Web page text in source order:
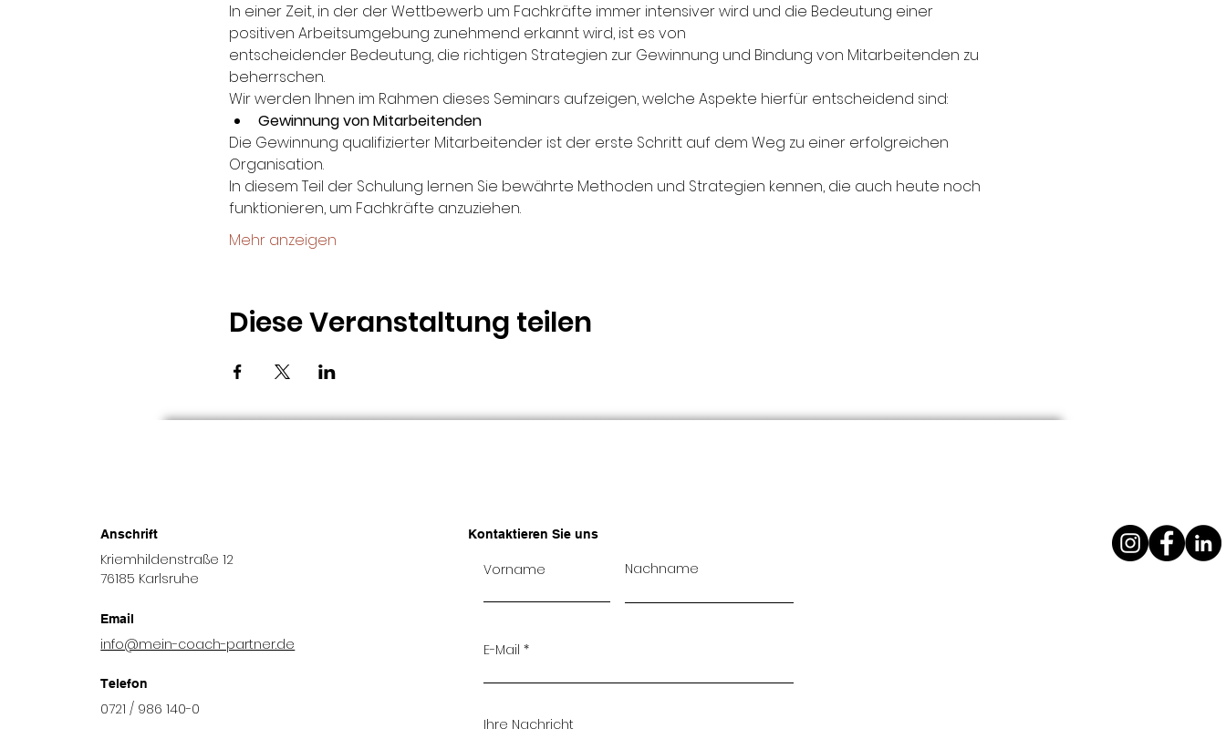
In einer Zeit, in der der Wettbewerb um Fachkräfte immer intensiver wird und die Bedeutung einer
positiven Arbeitsumgebung zunehmend erkannt wird, ist es von
entscheidender Bedeutung, die richtigen Strategien zur Gewinnung und Bindung von Mitarbeitenden zu
beherrschen.
Wir werden Ihnen im Rahmen dieses Seminars aufzeigen, welche Aspekte hierfür entscheidend sind:
Gewinnung von Mitarbeitenden
Die Gewinnung qualifizierter Mitarbeitender ist der erste Schritt auf dem Weg zu einer erfolgreichen
Organisation.
In diesem Teil der Schulung lernen Sie bewährte Methoden und Strategien kennen, die auch heute noch
funktionieren, um Fachkräfte anzuziehen.
Mehr anzeigen
Diese Veranstaltung teilen
Anschrift
Kriemhildenstraße 12
76185 Karlsruhe
Email
info@mein-coach-partner.de
Telefon
0721 / 986 140-0
Kontaktieren Sie uns
Vorname Nachname
E-Mail
Ihre Nachricht